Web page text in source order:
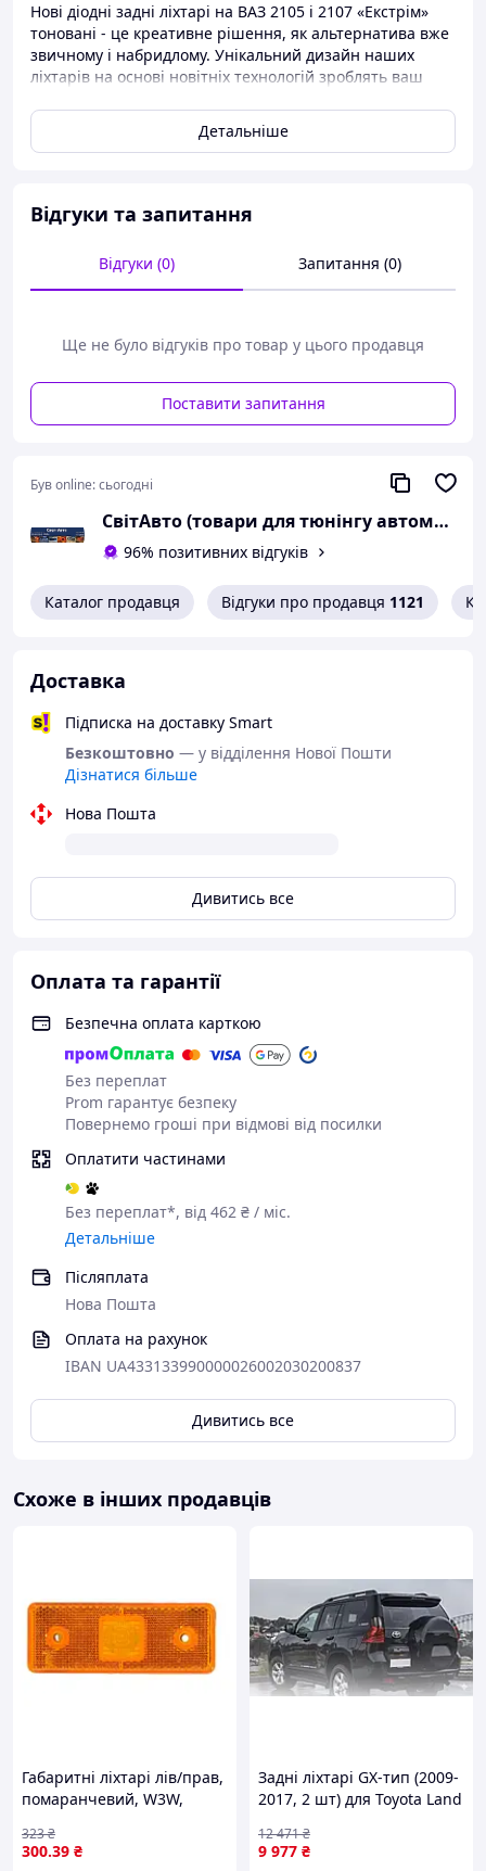
Нові діодні задні ліхтарі на ВАЗ 2105 і 2107 «Екстрім»
тоновані - це креативне рішення, як альтернатива вже
звичному і набридлому. Унікальний дизайн наших
ліхтарів на основі новітніх технологій зроблять ваш
розроблена спеціально для України на наше
фішці джгута самостійно або у фахівця.
Перед встановленням автомобільних фар
Детальніше
Відгуки та запитання
Відгуки (0) Запитання (0)
Ще не було відгуків про товар у цього продавця
Поставити запитання
Був online:сьогодні
СвітАвто (товари для тюнінгу автомобілів ВАЗ)
96% позитивних відгуків
Каталог продавця Відгуки про продавця 1121
Доставка
Підписка на доставку Smart
Безкоштовно — у відділення Нової Пошти
Дізнатися більше
Нова Пошта
Дивитись все
Оплата та гарантії
Безпечна оплата карткою
Без переплат
Prom гарантує безпеку
Повернемо гроші при відмові від посилки
Оплатити частинами
Без переплат*, від 462 ₴ / міс.
Детальніше
Післяплата
Нова Пошта
Оплата на рахунок
IBAN UA433133990000026002030200837
Дивитись все
Схоже в інших продавців
Габаритні ліхтарі лів/прав,
помаранчевий, W3W,
110мм, випукла, без
кріплення, 12/24В (без
300.39 ₴
323₴
Задні ліхтарі GX-тип (2009-
2017, 2 шт) для Toyota Land
9 977 ₴
12 471₴